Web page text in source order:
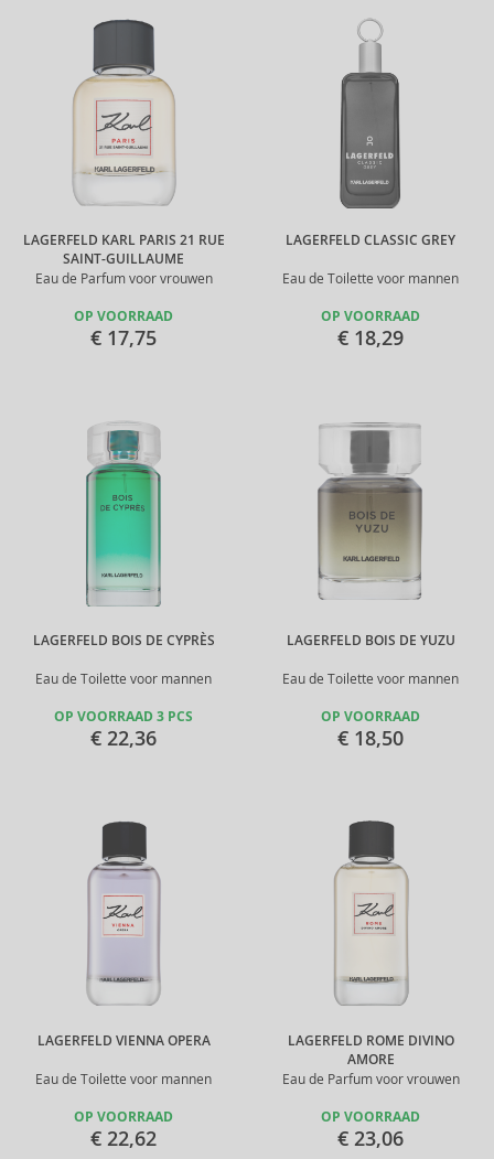
LAGERFELD KARL PARIS 21 RUE
SAINT-GUILLAUME
Eau de Parfum voor vrouwen
OP VOORRAAD
€ 17,75
LAGERFELD CLASSIC GREY
Eau de Toilette voor mannen
OP VOORRAAD
€ 18,29
LAGERFELD BOIS DE CYPRÈS
Eau de Toilette voor mannen
OP VOORRAAD 3 PCS
€ 22,36
LAGERFELD BOIS DE YUZU
Eau de Toilette voor mannen
OP VOORRAAD
€ 18,50
LAGERFELD VIENNA OPERA
Eau de Toilette voor mannen
OP VOORRAAD
€ 22,62
LAGERFELD ROME DIVINO
AMORE
Eau de Parfum voor vrouwen
OP VOORRAAD
€ 23,06